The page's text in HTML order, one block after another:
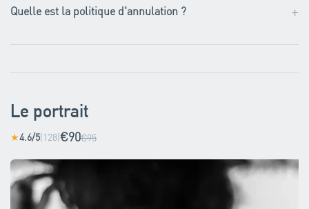
Quelle est la politique d'annulation ? +
Le portrait
★4.6/5(128)€90€95